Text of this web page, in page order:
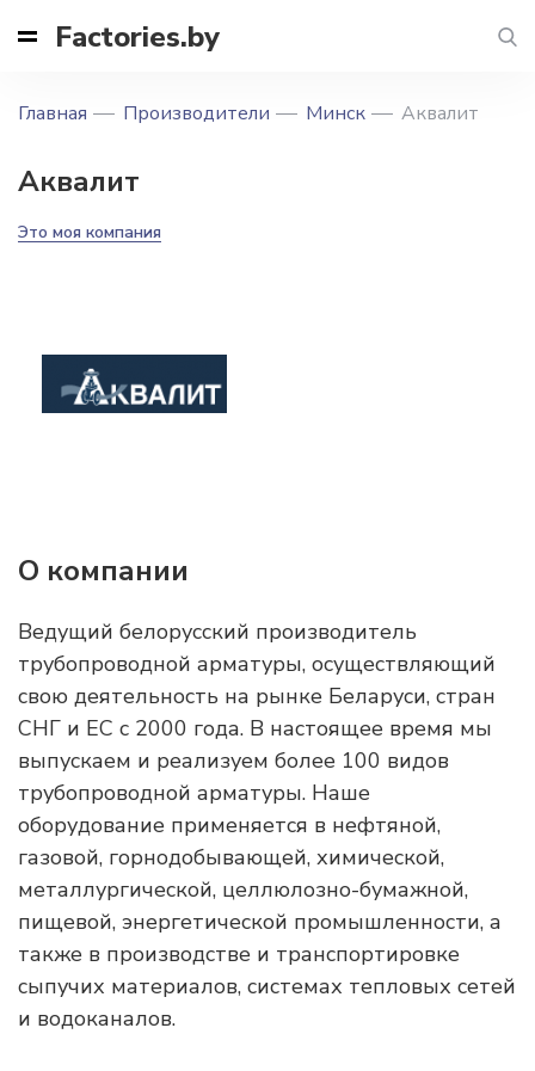
Factories.by
Главная Производители Минск Аквалит
Аквалит
Это моя компания
О компании
Ведущий белорусский производитель
трубопроводной арматуры, осуществляющий
свою деятельность на рынке Беларуси, стран
СНГ и ЕС с 2000 года. В настоящее время мы
выпускаем и реализуем более 100 видов
трубопроводной арматуры. Наше
оборудование применяется в нефтяной,
газовой, горнодобывающей, химической,
металлургической, целлюлозно-бумажной,
пищевой, энергетической промышленности, а
также в производстве и транспортировке
сыпучих материалов, системах тепловых сетей
и водоканалов.